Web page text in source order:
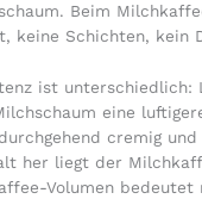
Beim
keine Schichten, kein
ist unterschiedlich:
eine
cremig und
her liegt der
Volumen bedeutet